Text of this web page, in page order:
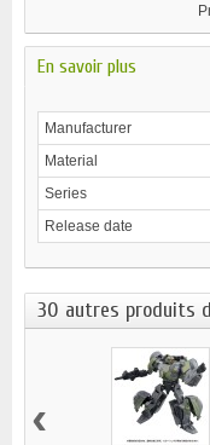
En savoir plus
Manufacturer
Material
Series
Release date
30 autres produits
‹